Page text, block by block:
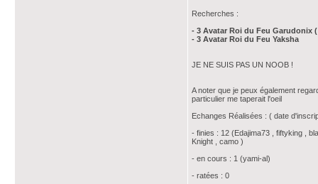
Recherches :
- 3 Avatar Roi du Feu Garudonix
- 3 Avatar Roi du Feu Yaksha
JE NE SUIS PAS UN NOOB !
A noter que je peux également
particulier me taperait l'oeil
Echanges Réalisées : ( date
- finies : 12 (Edajima73 , fiftyking ,
Knight , camo )
- en cours : 1 (yami-al)
- ratées : 0